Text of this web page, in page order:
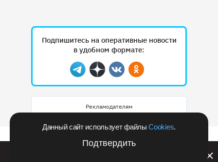
Данный сайт использует файлыCookies.
Подтвердить
Подпишитесь на оперативные новости
в удобном формате:
Telegram
ДзенВконтактеОдноклассники
Рекламодателям
Билайн запустил в Кемеровской области акцию с